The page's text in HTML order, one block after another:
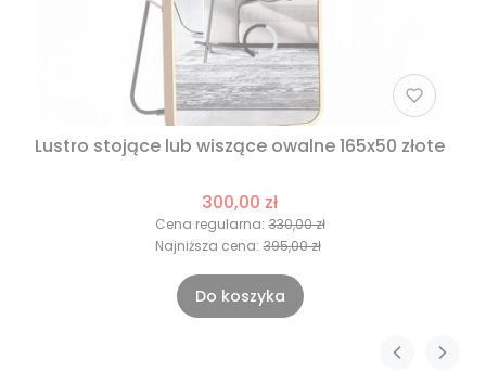
Lustro stojące lub wiszące owalne 165x50 złote
300,00 zł
Cena regularna: 330,00 zł
Najniższa cena: 395,00 zł
Do koszyka